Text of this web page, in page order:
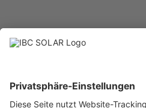
Über IBC SOLAR
von Energielösungen und
Bereich Photovoltaik und